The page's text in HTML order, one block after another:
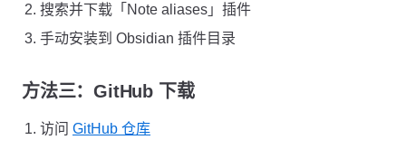
搜索并下载「Note aliases」插件
手动安装到 Obsidian 插件目录
方法三：GitHub 下载
访问 GitHub 仓库